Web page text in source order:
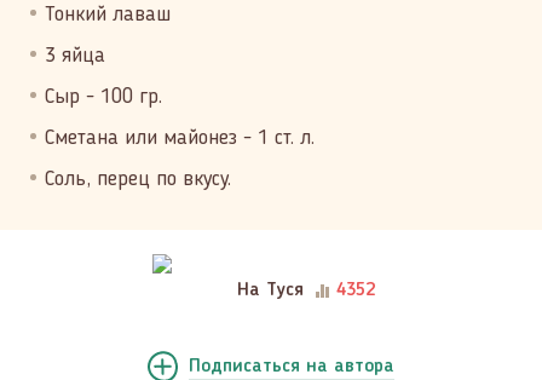
Тонкий лаваш
3 яйца
Сыр - 100 гр.
Сметана или майонез - 1 ст. л.
Соль, перец по вкусу.
На Туся 4352
Подписаться на автора